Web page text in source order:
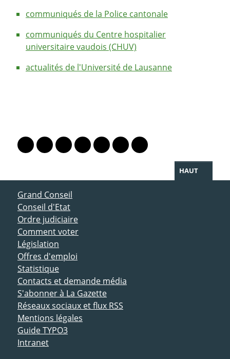
communiqués de la Police cantonale
communiqués du Centre hospitalier
universitaire vaudois (CHUV)
actualités de l'Université de Lausanne
Lien vers le profil Mastodon
Lien vers le profil Bluesky
Lien vers le profil Instagram
Lien vers le profil Linkedin
Lien vers le profil Facebook
Lien vers le profil Twitter
Partager par WhatsApp
HAUT
ACCÈS DIRECT
Grand Conseil
Conseil d'Etat
Ordre judiciaire
Comment voter
Législation
Offres d'emploi
Statistique
Contacts et demande média
S'abonner à La Gazette
Réseaux sociaux et flux RSS
Mentions légales
Guide TYPO3
Intranet